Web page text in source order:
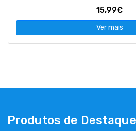
15,99€
Ver mais
Produtos de Destaque